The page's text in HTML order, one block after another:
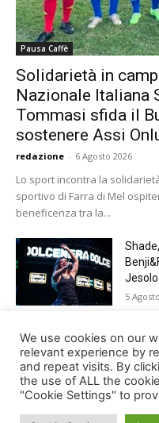
Pausa Caffè
Solidarietà in
Nazionale Italiana
Tommasi sfida il
sostenere Assi
redazione - 6 Agosto 2026
Lo sport incontra la
sportivo di Farra di Mel
beneficenza tra la...
5
di
4
We use cookies on our
relevant experience by
and repeat visits. By
the use of ALL the
"Cookie Settings" to